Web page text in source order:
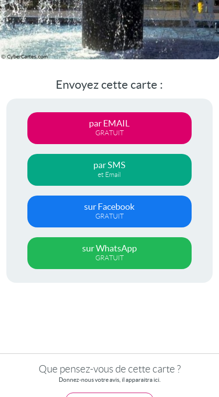
Envoyez cette carte :
par EMAIL
GRATUIT
par SMS
et Email
sur Facebook
GRATUIT
sur WhatsApp
GRATUIT
Que pensez-vous de cette carte ?
Donnez-nous votre avis, il apparaitra ici.